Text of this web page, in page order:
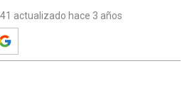
actualizado hace 3 años